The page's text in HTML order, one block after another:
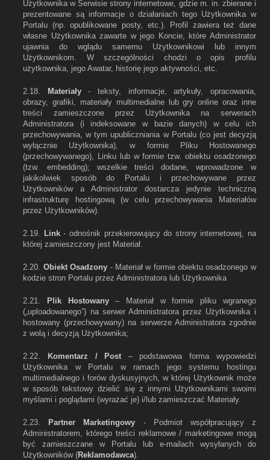
Użytkownika w Serwisie strony internetowe, gdzie m. in. zbierane i
prezentowane są informacje o działaniach tego Użytkownika w
Portalu (np. opublikowane posty, etc.). Profil zawiera też dane
własne Użytkownika zawarte w jego Koncie, które Administrator
ujawnia do wglądu samemu Użytkownikowi lub innym
Użytkownikom. W szczególności chodzi o opis profilu
użytkownika, jego Awatar, historię jego aktywności, etc.
2.18. Materiały- teksty, informacje, artykuły, opracowania,
obrazy, grafiki, materiały multimedialne lub gry online oraz inne
treści zamieszczone przez Użytkownika na serwerach
Administratora (i indeksowane w bazie danych) w celu ich
przechowywania, w tym upubliczniania w Portalu (co jest decyzją
wyłącznie Użytkownika), w formie Pliku Hostowanego
(przechowywanego), Linku lub w formie tzw. obiektu osadzonego
(tzw. embedding); wszelkie treści dodane, wprowadzone w
jakikolwiek sposób do Portalu i przechowywane przez
Użytkowników a Administrator dostarcza jedynie techniczną
infrastrukturę hostingową (w celu przechowywania Materiałów
przez Użytkowników).
2.19. Link- odnośnik przekierowujący do strony internetowej, na
której zamieszczony jest Materiał.
2.20. Obiekt Osadzony - Materiał w formie obiektu osadzonego w
kodzie stron Portalu przez Administratora lub Użytkownika
2.21. Plik Hostowany– Materiał w formie pliku wgranego
(„uploadowanego”) na serwer Administratora przez Użytkownika i
hostowany (przechowywany) na serwerze Administratora zgodnie
z wolą i decyzją Użytkownika;
2.22. Komentarz / Post – podstawowa forma wypowiedzi
Użytkownika w Portalu w ramach jego systemu hostingu
multimedialnego i forów dyskusyjnych, w której Użytkownik może
w sposób tekstowy dzielić się z innymi Użytkownikami swoimi
myślami i poglądami (wyrażać je) i/lub zamieszczać Materiały.
2.23. Partner Marketingowy - Podmiot współpracujący z
Administratorem, którego treści reklamowe / marketingowe mogą
być zamieszczane w Portalu lub e-mailach wysyłanych do
Użytkowników (Reklamodawca).